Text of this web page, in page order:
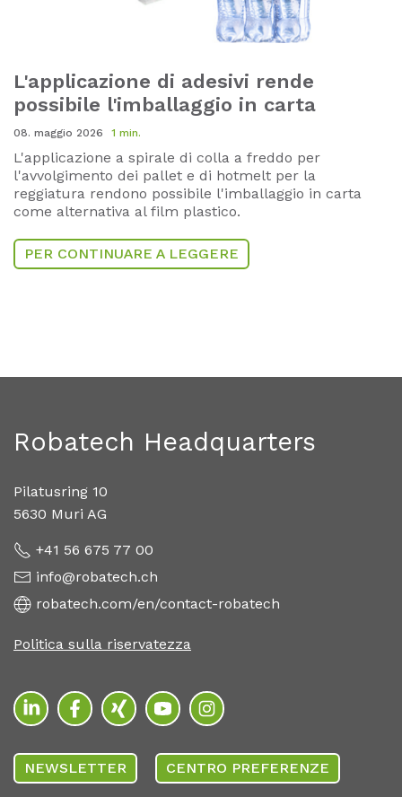
L'applicazione di adesivi rende
possibile l'imballaggio in carta
08. maggio 2026 1 min.
L'applicazione a spirale di colla a freddo per
l'avvolgimento dei pallet e di hotmelt per la
reggiatura rendono possibile l'imballaggio in carta
come alternativa al film plastico.
PER CONTINUARE A LEGGERE
Robatech Headquarters
Pilatusring 10
5630 Muri AG
+41 56 675 77 00
info@robatech.ch
robatech.com/en/contact-robatech
Politica sulla riservatezza
NEWSLETTER CENTRO PREFERENZE